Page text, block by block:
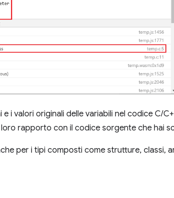
e i valori originali delle variabili nel codice C/
loro rapporto con il codice sorgente che hai
per i tipi composti come strutture, classi,